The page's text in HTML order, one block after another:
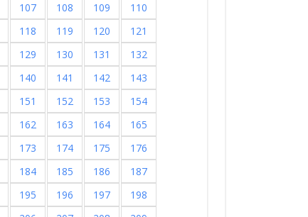
107 108 109
110
118 119 120
121
129 130 131
132
140 141 142
143
151 152 153
154
162 163 164
165
173 174 175
176
184 185 186
187
195 196 197
198